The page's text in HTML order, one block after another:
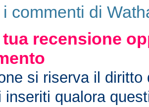
commenti di
recensione
si riserva il diritto
inseriti qualora